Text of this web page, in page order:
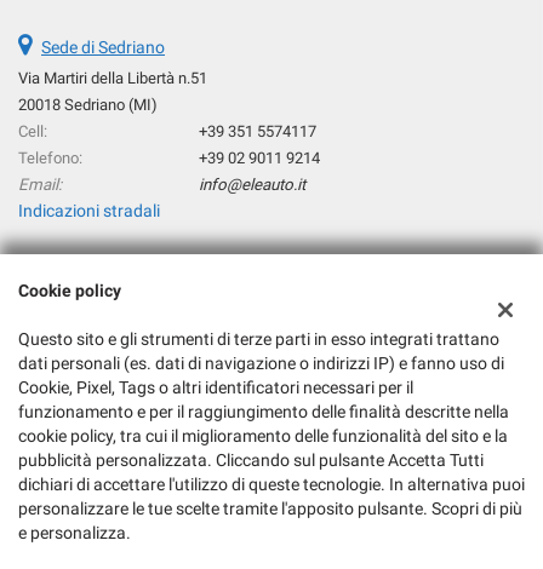
Sede di Sedriano
Via Martiri della Libertà n.51
20018 Sedriano (MI)
Cell:
+39 351 5574117
Telefono:
+39 02 9011 9214
Email:
info@eleauto.it
Indicazioni stradali
Dati fiscali:
Via Martiri della Libertà n°51, 20018 Sedriano (MI)
C.F/P.IVA:
06217180964
Registro delle imprese:
MI
REA:MI-1877570
Cookie policy
Questo sito e gli strumenti di terze parti in esso integrati trattano
dati personali (es. dati di navigazione o indirizzi IP) e fanno uso di
Cookie, Pixel, Tags o altri identificatori necessari per il
funzionamento e per il raggiungimento delle finalità descritte nella
cookie policy, tra cui il miglioramento delle funzionalità del sito e la
pubblicità personalizzata. Cliccando sul pulsante Accetta Tutti
dichiari di accettare l'utilizzo di queste tecnologie. In alternativa puoi
personalizzare le tue scelte tramite l'apposito pulsante. Scopri di più
e personalizza.